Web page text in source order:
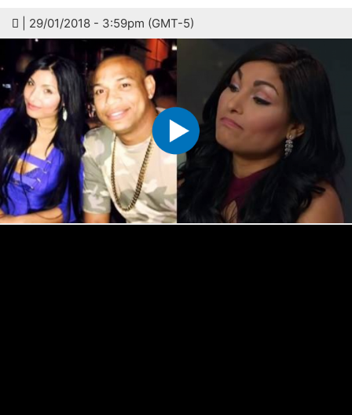
| 29/01/2018 - 3:59pm (GMT-5)